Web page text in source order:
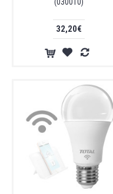
32,20€